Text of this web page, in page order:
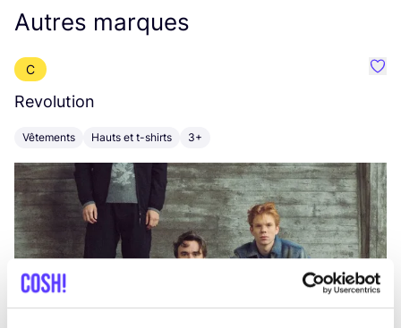
Autres marques
C
Revolution
Vêtements Hauts et t-shirts 3+